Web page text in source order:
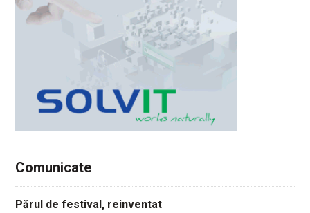
Comunicate
Părul de festival, reinventat